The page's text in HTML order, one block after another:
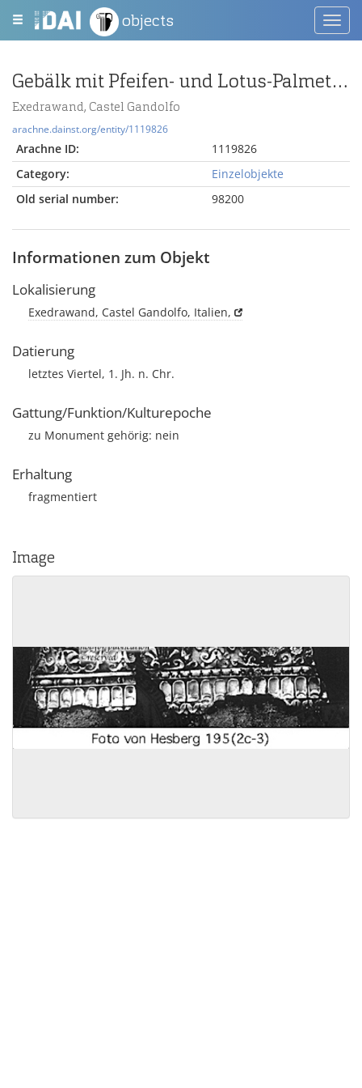
objects
Gebälk mit Pfeifen- und Lotus-Palmetten-Fries
Exedrawand, Castel Gandolfo
arachne.dainst.org/entity/1119826
Arachne ID:
1119826
Category:
Einzelobjekte
Old serial number:
98200
Informationen zum Objekt
Lokalisierung
Exedrawand, Castel Gandolfo, Italien,
Datierung
letztes Viertel, 1. Jh. n. Chr.
Gattung/Funktion/Kulturepoche
zu Monument gehörig: nein
Erhaltung
fragmentiert
Image